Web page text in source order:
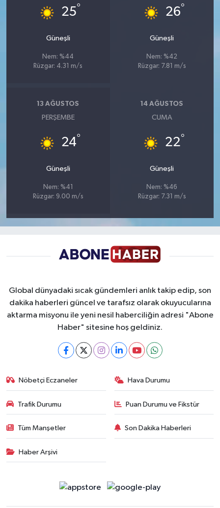
25°
Güneşli
Nem: %44
Rüzgar: 4.31 m/s
26°
Güneşli
Nem: %42
Rüzgar: 7.81 m/s
13 AĞUSTOS
PERŞEMBE
24°
Güneşli
Nem: %41
Rüzgar: 9.00 m/s
14 AĞUSTOS
CUMA
22°
Güneşli
Nem: %46
Rüzgar: 7.31 m/s
Global dünyadaki sıcak gündemleri anlık takip edip, son
dakika haberleri güncel ve tarafsız olarak okuyucularına
aktarma misyonu ile yeni nesil haberciliğin adresi "Abone
Haber" sitesine hoş geldiniz.
Nöbetçi Eczaneler Hava Durumu
Trafik Durumu Puan Durumu ve Fikstür
Tüm Manşetler Son Dakika Haberleri
Haber Arşivi